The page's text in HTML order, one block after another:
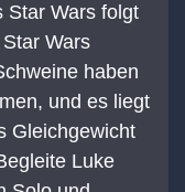
Star Wars folgt
Wars
haben
und es liegt
Gleichgewicht
Luke